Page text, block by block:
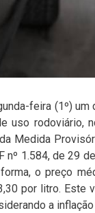
feira (1º)
rodoviário,
Medida
nº 1.584, de 29
o preço
por litro. Este
a